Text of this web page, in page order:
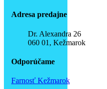
Adresa predajne
Dr. Alexandra 26
060 01, Kežmarok
Odporúčame
Farnosť Kežmarok